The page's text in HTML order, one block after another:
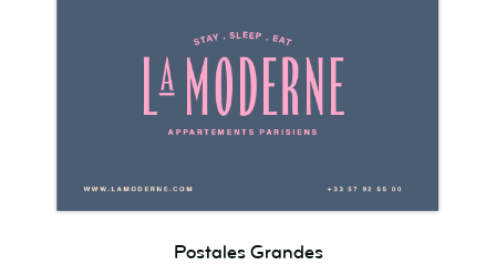
Postales Grandes